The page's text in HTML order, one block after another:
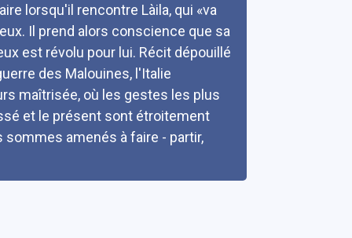
lorsqu'il rencontre Làila, qui «va
Il prend alors conscience que sa
est révolu pour lui. Récit dépouillé
des Malouines, l'Italie
maîtrisée, où les gestes les plus
et le présent sont étroitement
amenés à faire - partir,